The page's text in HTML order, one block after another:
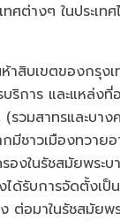
ศต่างๆ ในประเท
าสิบเขตของกรุง
บริการ และแหล่ง
รวมสาทรและบา
กมีชาวเมืองทวา
องในรัชสมัยพระบ
ด้รับการจัดตั้งเป็
ต่อมาในรัชสมัยพ